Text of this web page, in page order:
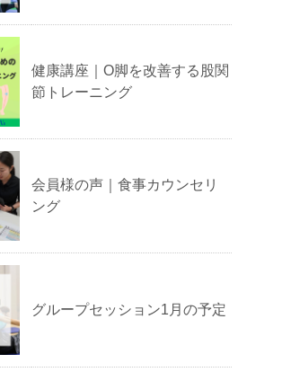
健康講座｜O脚を改善する股関
節トレーニング
会員様の声｜食事カウンセリ
ング
グループセッション1月の予定